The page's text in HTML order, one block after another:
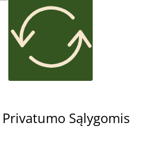
options
may
be
on
Sąlygomis